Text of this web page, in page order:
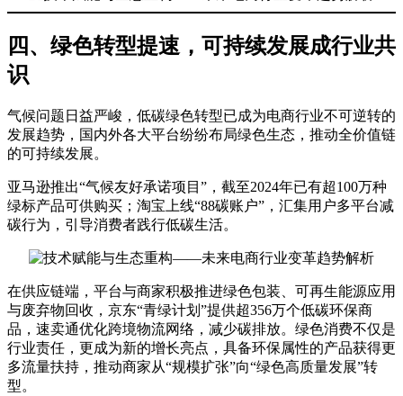
四、绿色转型提速，可持续发展成行业共
识
气候问题日益严峻，低碳绿色转型已成为电商行业不可逆转的
发展趋势，国内外各大平台纷纷布局绿色生态，推动全价值链
的可持续发展。
亚马逊推出“气候友好承诺项目”，截至2024年已有超100万种
绿标产品可供购买；淘宝上线“88碳账户”，汇集用户多平台减
碳行为，引导消费者践行低碳生活。
在供应链端，平台与商家积极推进绿色包装、可再生能源应用
与废弃物回收，京东“青绿计划”提供超356万个低碳环保商
品，速卖通优化跨境物流网络，减少碳排放。绿色消费不仅是
行业责任，更成为新的增长亮点，具备环保属性的产品获得更
多流量扶持，推动商家从“规模扩张”向“绿色高质量发展”转
型。